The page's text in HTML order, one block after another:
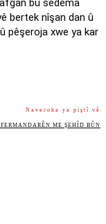
bû sedema
bertek nîşan dan û
pêşeroja xwe ya kar
Naveroka ya piştî vê
ME ŞEHÎD BÛN